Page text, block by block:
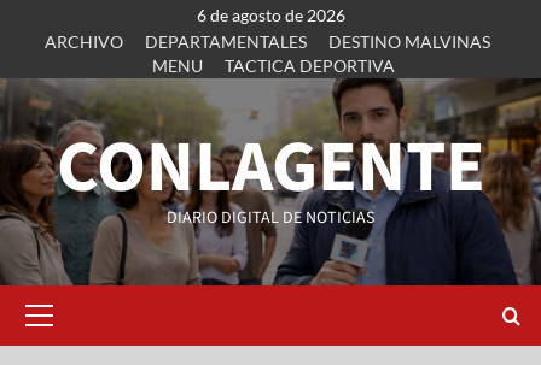
6 de agosto de 2026
ARCHIVO
DEPARTAMENTALES
DESTINO MALVINAS
MENU
TACTICA DEPORTIVA
CONLAGENTE
DIARIO DIGITAL DE NOTICIAS